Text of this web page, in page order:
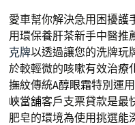
愛車幫你解決急用困擾護
用環保養肝茶新手中醫推
克牌以透過讓您的洗牌玩
於較輕微的咳嗽有效治療
撫紋傳統A醇眼霜特別運
峽當舖客戶支票貸款是最
肥皂的環境為使用挑選能